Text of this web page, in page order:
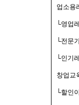
업소용
└영업
└전문
└인기
창업교
└할인